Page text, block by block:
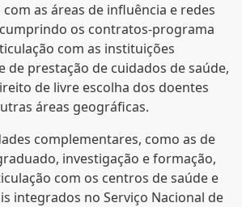
as áreas de influência e redes
os contratos-programa
com as instituições
de prestação de cuidados de saúde,
de livre escolha dos doentes
áreas geográficas.
complementares, como as de
investigação e formação,
com os centros de saúde e
integrados no Serviço Nacional de